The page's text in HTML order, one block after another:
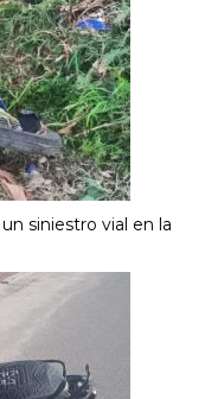
siniestro vial en la